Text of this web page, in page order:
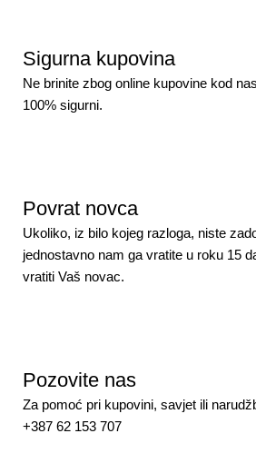
Sigurna kupovina
Ne brinite zbog online kupovine kod
100% sigurni.
Povrat novca
Ukoliko, iz bilo kojeg razloga, niste
jednostavno nam ga vratite u roku 15
vratiti Vaš novac.
Pozovite nas
Za pomoć pri kupovini, savjet ili
+387 62 153 707